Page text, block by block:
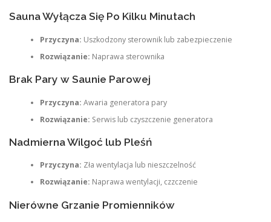
Sauna Wyłącza Się Po Kilku Minutach
Przyczyna: Uszkodzony sterownik lub zabezpieczenie
Rozwiązanie: Naprawa sterownika
Brak Pary w Saunie Parowej
Przyczyna: Awaria generatora pary
Rozwiązanie: Serwis lub czyszczenie generatora
Nadmierna Wilgoć lub Pleśń
Przyczyna: Zła wentylacja lub nieszczelność
Rozwiązanie: Naprawa wentylacji, czzczenie
Nierówne Grzanie Promienników